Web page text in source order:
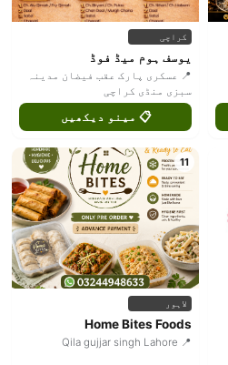
کراچی
یوسف ہوم میڈ فوڈ
📍 عسکری پارک عقب فیضان مدینہ
سبزی منڈی کراچی
📋 مینو دیکھیں
11
لاہور
Home Bites Foods
📍 Qila gujjar singh Lahore